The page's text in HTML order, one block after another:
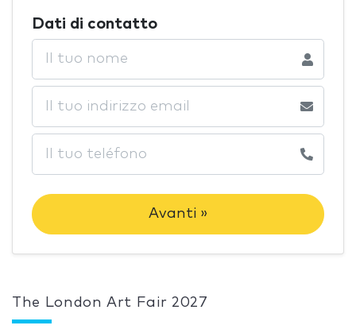
Dati di contatto
Avanti »
The London Art Fair 2027